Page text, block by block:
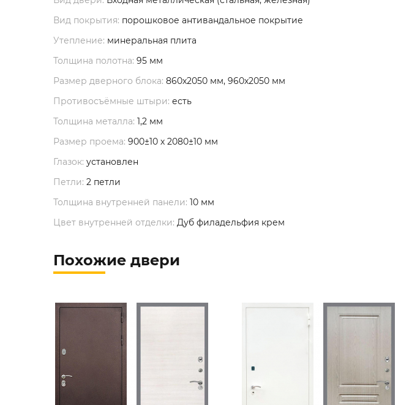
Вид покрытия: порошковое антивандальное покрытие
Утепление: минеральная плита
Толщина полотна: 95 мм
Размер дверного блока: 860х2050 мм, 960х2050 мм
Противосъёмные штыри: есть
Толщина металла: 1,2 мм
Размер проема: 900±10 х 2080±10 мм
Глазок: установлен
Петли: 2 петли
Толщина внутренней панели: 10 мм
Цвет внутренней отделки: Дуб филадельфия крем
Похожие двери